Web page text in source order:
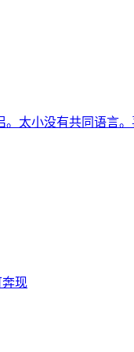
。太小没有共同语言
现